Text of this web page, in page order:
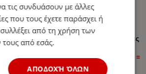
οχήματα κατασκευής
μηχανήματα κ.λπ.
ενέργειας. 50.000 ώρες
με τέσσερις ισχυρούς μαγνήτες (4 x 7 =
τις συνδυάσουν με άλλες
που τους έχετε παράσχει ή
από τη χρήση των
από εσάς.
ΑΠΟΔΟΧΉ ΌΛΩΝ